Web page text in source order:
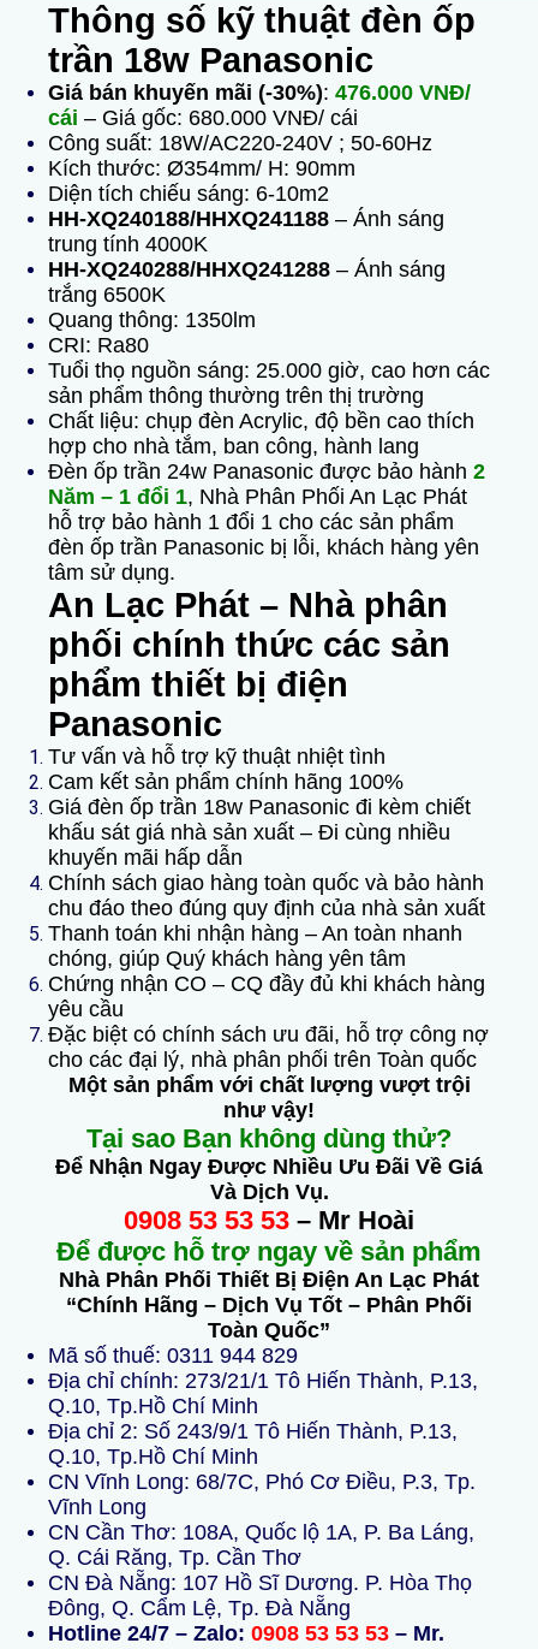
Thông số kỹ thuật đèn ốp
trần 18w Panasonic
Giá bán khuyến mãi (-30%): 476.000 VNĐ/
cái – Giá gốc: 680.000 VNĐ/ cái
Công suất: 18W/AC220-240V ; 50-60Hz
Kích thước: Ø354mm/ H: 90mm
Diện tích chiếu sáng: 6-10m2
HH-XQ240188/HHXQ241188 – Ánh sáng
trung tính 4000K
HH-XQ240288/HHXQ241288 – Ánh sáng
trắng 6500K
Quang thông: 1350lm
CRI: Ra80
Tuổi thọ nguồn sáng: 25.000 giờ, cao hơn các
sản phẩm thông thường trên thị trường
Chất liệu: chụp đèn Acrylic, độ bền cao thích
hợp cho nhà tắm, ban công, hành lang
Đèn ốp trần 24w Panasonic được bảo hành 2
Năm – 1 đổi 1, Nhà Phân Phối An Lạc Phát
hỗ trợ bảo hành 1 đổi 1 cho các sản phẩm
đèn ốp trần Panasonic bị lỗi, khách hàng yên
tâm sử dụng.
An Lạc Phát – Nhà phân
phối chính thức các sản
phẩm thiết bị điện
Panasonic
Tư vấn và hỗ trợ kỹ thuật nhiệt tình
Cam kết sản phẩm chính hãng 100%
Giá đèn ốp trần 18w Panasonic đi kèm chiết
khấu sát giá nhà sản xuất – Đi cùng nhiều
khuyến mãi hấp dẫn
Chính sách giao hàng toàn quốc và bảo hành
chu đáo theo đúng quy định của nhà sản xuất
Thanh toán khi nhận hàng – An toàn nhanh
chóng, giúp Quý khách hàng yên tâm
Chứng nhận CO – CQ đầy đủ khi khách hàng
yêu cầu
Đặc biệt có chính sách ưu đãi, hỗ trợ công nợ
cho các đại lý, nhà phân phối trên Toàn quốc
Một sản phẩm với chất lượng vượt trội
như vậy!
Tại sao Bạn không dùng thử?
Để Nhận Ngay Được Nhiều Ưu Đãi Về Giá
Và Dịch Vụ.
0908 53 53 53 – Mr Hoài
Để được hỗ trợ ngay về sản phẩm
Nhà Phân Phối Thiết Bị Điện An Lạc Phát
“Chính Hãng – Dịch Vụ Tốt – Phân Phối
Toàn Quốc”
Mã số thuế: 0311 944 829
Địa chỉ chính: 273/21/1 Tô Hiến Thành, P.13,
Q.10, Tp.Hồ Chí Minh
Địa chỉ 2: Số 243/9/1 Tô Hiến Thành, P.13,
Q.10, Tp.Hồ Chí Minh
CN Vĩnh Long: 68/7C, Phó Cơ Điều, P.3, Tp.
Vĩnh Long
CN Cần Thơ: 108A, Quốc lộ 1A, P. Ba Láng,
Q. Cái Răng, Tp. Cần Thơ
CN Đà Nẵng: 107 Hồ Sĩ Dương. P. Hòa Thọ
Đông, Q. Cẩm Lệ, Tp. Đà Nẵng
Hotline 24/7 – Zalo: 0908 53 53 53 – Mr.